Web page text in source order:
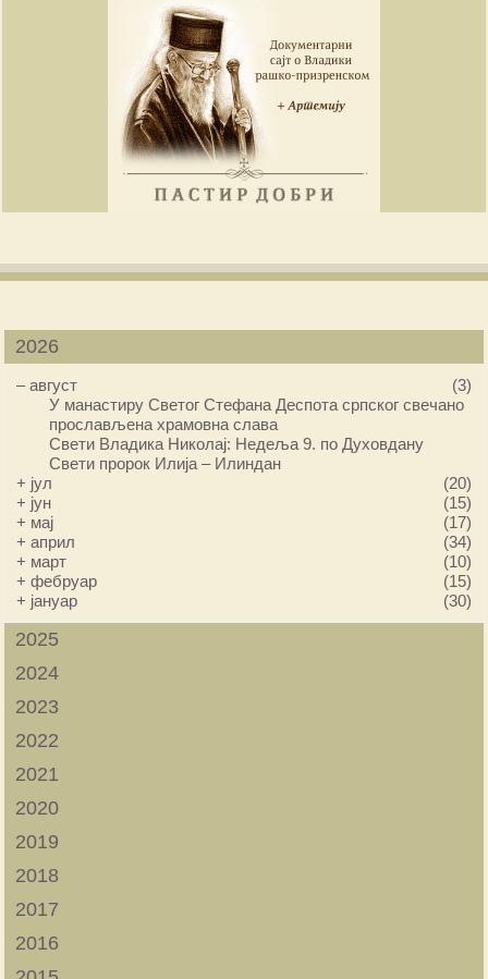
2026
–август
(3)
У манастиру Светог Стефана Деспота српског свечано
прослављена храмовна слава
Свети Владика Николај: Недеља 9. по Духовдану
Свети пророк Илија – Илиндан
+ јул
(20)
+ јун
(15)
+ мај
(17)
+април
(34)
+ март
(10)
+фебруар
(15)
+ јануар (30)
2025
2024
2023
2022
2021
2020
2019
2018
2017
2016